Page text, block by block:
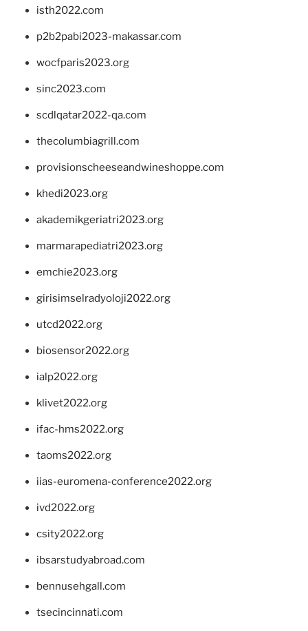
isth2022.com
p2b2pabi2023-makassar.com
wocfparis2023.org
sinc2023.com
scdlqatar2022-qa.com
thecolumbiagrill.com
provisionscheeseandwineshoppe.com
khedi2023.org
akademikgeriatri2023.org
marmarapediatri2023.org
emchie2023.org
girisimselradyoloji2022.org
utcd2022.org
biosensor2022.org
ialp2022.org
klivet2022.org
ifac-hms2022.org
taoms2022.org
iias-euromena-conference2022.org
ivd2022.org
csity2022.org
ibsarstudyabroad.com
bennusehgall.com
tsecincinnati.com